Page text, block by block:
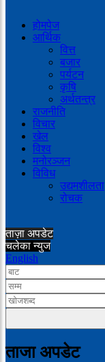
होमपेज
आर्थिक
वित्त
बजार
पर्यटन
कृषि
अर्थतन्त्र
राजनीति
विचार
खेल
विश्व
मनोरञ्जन
विविध
उद्यमशीलता
रोचक
ताज़ा अपडेट
चलेका न्युज
English
ताजा अपडेट